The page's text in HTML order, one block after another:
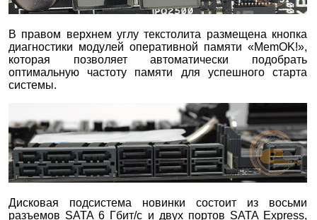
В правом верхнем углу текстолита размещена кнопка
диагностики модулей оперативной памяти «MemOK!»,
которая позволяет автоматически подобрать
оптимальную частоту памяти для успешного старта
системы.
Дисковая подсистема новинки состоит из восьми
разъемов SATA 6 Гбит/с и двух портов SATA Express,